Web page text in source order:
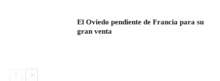
El Oviedo pendiente de Francia para su
gran venta